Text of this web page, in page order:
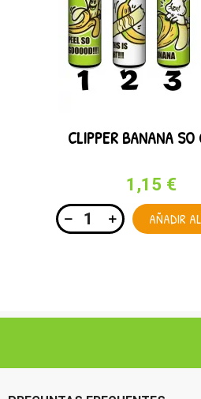
CLIPPER BANANA SO
1,15 €
AÑADIR